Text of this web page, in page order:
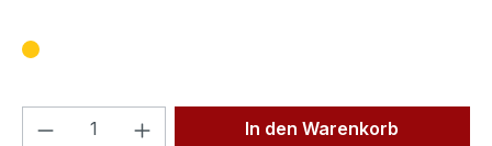
Produkt Anzahl: Gib denIn den Warenkorb